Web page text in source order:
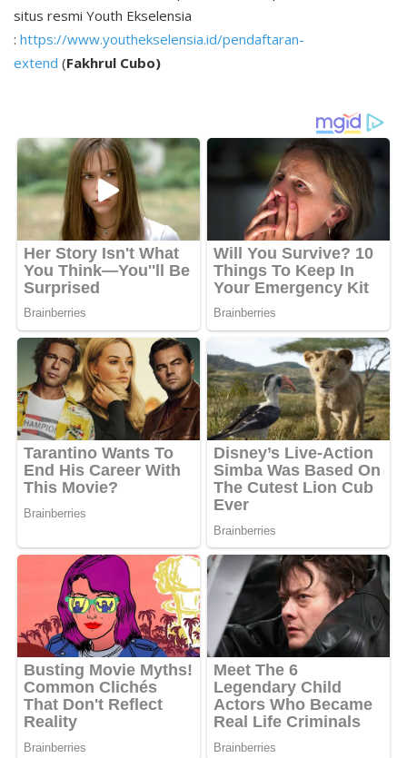
situs resmi Youth Ekselensia
: https://www.youthekselensia.id/pendaftaran-
extend⁠ (Fakhrul Cubo)